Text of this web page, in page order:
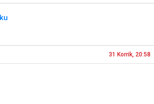
31 Korrik, 20:58